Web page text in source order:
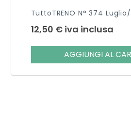
TuttoTRENO N° 374
12,50 € iva inclusa
AGGIUNGI AL